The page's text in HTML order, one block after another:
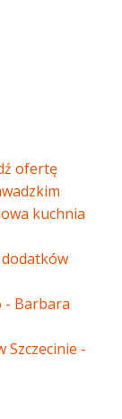
ofertę
kuchnia
- Barbara
Szczecinie -